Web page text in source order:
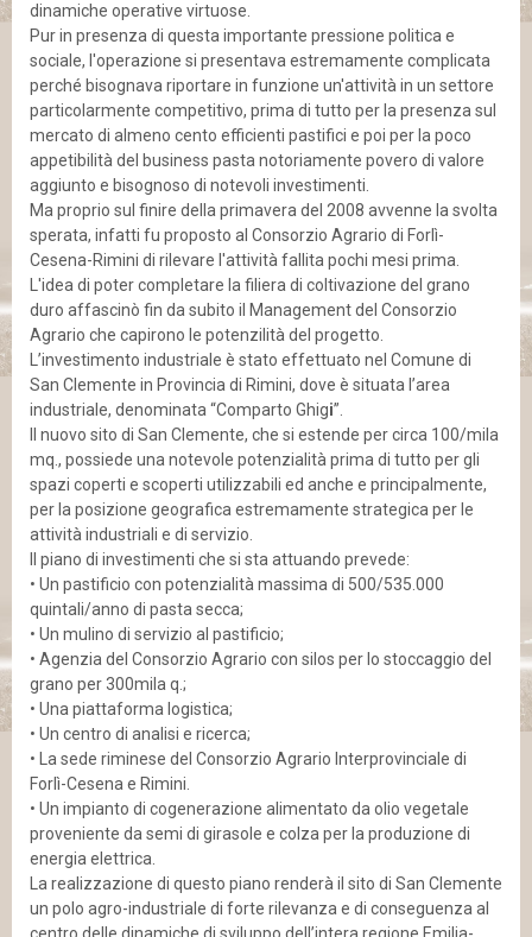
dinamiche operative virtuose.
Pur in presenza di questa importante pressione politica e
sociale, l'operazione si presentava estremamente complicata
perché bisognava riportare in funzione un'attività in un settore
particolarmente competitivo, prima di tutto per la presenza sul
mercato di almeno cento efficienti pastifici e poi per la poco
appetibilità del business pasta notoriamente povero di valore
aggiunto e bisognoso di notevoli investimenti.
Ma proprio sul finire della primavera del 2008 avvenne la svolta
sperata, infatti fu proposto al Consorzio Agrario di Forlì-
Cesena-Rimini di rilevare l'attività fallita pochi mesi prima.
L'idea di poter completare la filiera di coltivazione del grano
duro affascinò fin da subito il Management del Consorzio
Agrario che capirono le potenzilità del progetto.
L’investimento industriale è stato effettuato nel Comune di
San Clemente in Provincia di Rimini, dove è situata l’area
industriale, denominata “Comparto Ghigi”.
Il nuovo sito di San Clemente, che si estende per circa 100/mila
mq., possiede una notevole potenzialità prima di tutto per gli
spazi coperti e scoperti utilizzabili ed anche e principalmente,
per la posizione geografica estremamente strategica per le
attività industriali e di servizio.
Il piano di investimenti che si sta attuando prevede:
• Un pastificio con potenzialità massima di 500/535.000
quintali/anno di pasta secca;
• Un mulino di servizio al pastificio;
• Agenzia del Consorzio Agrario con silos per lo stoccaggio del
grano per 300mila q.;
• Una piattaforma logistica;
• Un centro di analisi e ricerca;
• La sede riminese del Consorzio Agrario Interprovinciale di
Forlì-Cesena e Rimini.
• Un impianto di cogenerazione alimentato da olio vegetale
proveniente da semi di girasole e colza per la produzione di
energia elettrica.
La realizzazione di questo piano renderà il sito di San Clemente
un polo agro-industriale di forte rilevanza e di conseguenza al